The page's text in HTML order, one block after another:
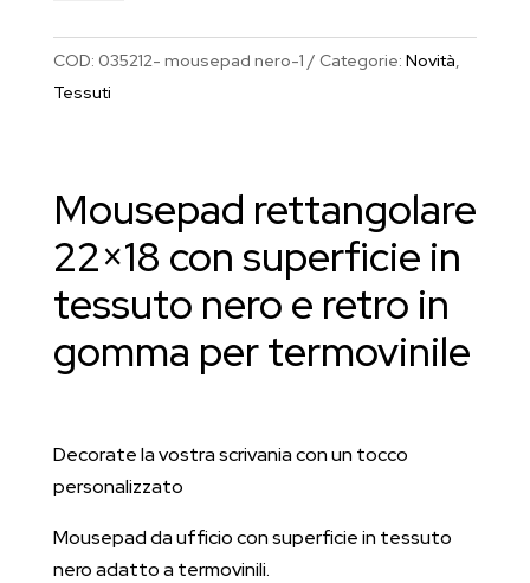
per
termovinile
quantità
COD: 035212- mousepad nero-1 Categorie: Novità,
Tessuti
Mousepad rettangolare
22×18 con superficie in
tessuto nero e retro in
gomma per termovinile
Decorate la vostra scrivania con un tocco
personalizzato
Mousepad da ufficio con superficie in tessuto
nero adatto a termovinili.